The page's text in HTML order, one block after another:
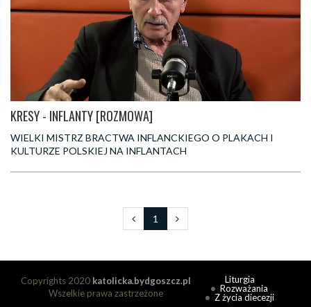
KRESY - INFLANTY [ROZMOWA]
WIELKI MISTRZ BRACTWA INFLANCKIEGO O PLAKACH I
KULTURZE POLSKIEJ NA INFLANTACH
1
Copyrights 2020 katolicka.bydgoszcz.pl
Wszelkie prawa zastrzeżone
Liturgia
Rozważania
Z życia diecezji